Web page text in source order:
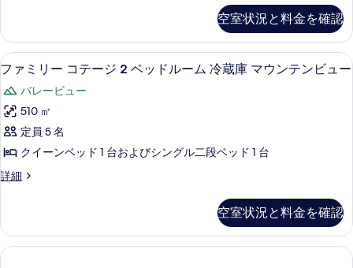
表
示
す
る
台)
の
す
べ
て
の
真
表
示
台)
詳
細
プ
ル
ル
ー
ム
ベ
ッ
ド
台)
の
ク
ト
リ
ル
ル
ー
ム
ベ
ド
の
詳
空室状況と料金を確認
フ
ァ
ミ
リ
ー
テ
ジ
2
ファミリー コテージ 2 ベッドルーム
6
ファミリー コテージ 2 ベッドルーム 冷蔵庫 マウンテンビュー
バレービュー
510 ㎡
定員 5 名
クイーンベッド 1 台およびシングル二段ベッド 1 台
詳細
フ
ー
コ
テ
空室状況と料金を確認